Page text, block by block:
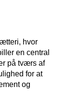
hvor
en central
på tværs af
for at
og